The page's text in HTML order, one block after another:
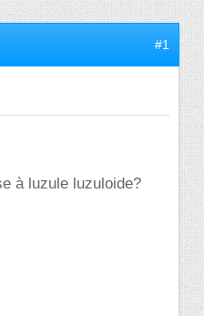
#1
à luzule luzuloide?